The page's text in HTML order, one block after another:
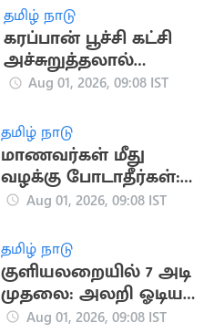
தமிழ் நாடு
கரப்பான் பூச்சி கட்சி
அச்சுறுத்தலால்
தலைமை நீதிபதியின்
Aug 01, 2026, 09:08 IST
தமிழ் நாடு
மாணவர்கள் மீது
வழக்கு போடாதீர்கள்:
பிரகாஷ் ராஜ்
Aug 01, 2026, 09:08 IST
தமிழ் நாடு
குளியலறையில் 7 அடி
முதலை: அலறி ஓடிய
குடும்பத்தினர்
Aug 01, 2026, 09:08 IST